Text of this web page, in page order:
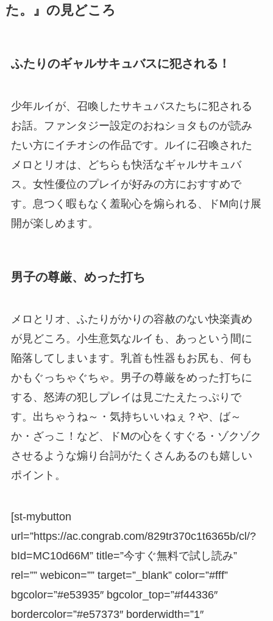
た。』の見どころ
ふたりのギャルサキュバスに犯される！
少年ルイが、召喚したサキュバスたちに犯される
お話。ファンタジー設定のおねショタものが読み
たい方にイチオシの作品です。ルイに召喚された
メロとリオは、どちらも快活なギャルサキュバ
ス。女性優位のプレイが好みの方におすすめで
す。息つく暇もなく羞恥心を煽られる、ドM向け展
開が楽しめます。
男子の尊厳、めった打ち
メロとリオ、ふたりがかりの容赦のない快楽責め
が見どころ。小生意気なルイも、あっという間に
陥落してしまいます。乳首も性器もお尻も、何も
かもぐっちゃぐちゃ。男子の尊厳をめった打ちに
する、怒涛の犯しプレイは見ごたえたっぷりで
す。出ちゃうね～・気持ちいいねぇ？や、ば～
か・ざっこ！など、ドMの心をくすぐる・ゾクゾク
させるような煽り台詞がたくさんあるのも嬉しい
ポイント。
[st-mybutton
url=”https://ac.congrab.com/829tr370c1t6365b/cl/?
bId=MC10d66M” title=”今すぐ無料で試し読み”
rel=”” webicon=”” target=”_blank” color=”#fff”
bgcolor=”#e53935″ bgcolor_top=”#f44336″
bordercolor=”#e57373″ borderwidth=”1″